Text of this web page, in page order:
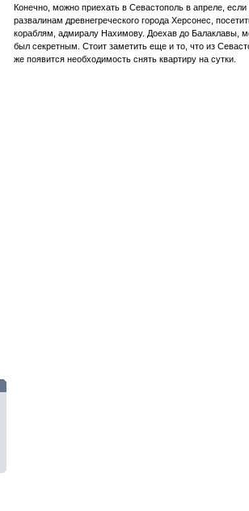
Конечно, можно приехать в Севастополь в апреле,
развалинам древнегреческого города Херсонес,
кораблям, адмиралу Нахимову. Доехав до Балаклавы,
был секретным. Стоит заметить еще и то, что из
же появится необходимость снять квартиру на сутки.